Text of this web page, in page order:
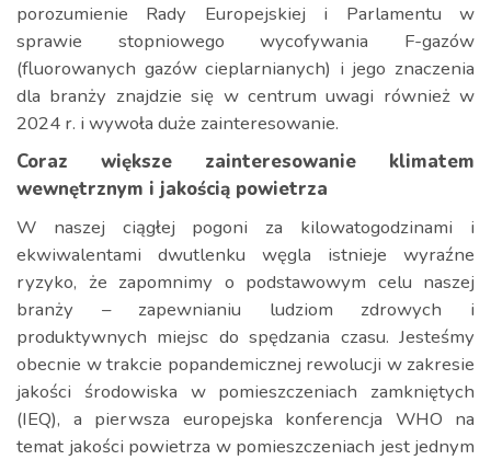
porozumienie Rady Europejskiej i Parlamentu w
sprawie stopniowego wycofywania F-gazów
(fluorowanych gazów cieplarnianych) i jego znaczenia
dla branży znajdzie się w centrum uwagi również w
2024 r. i wywoła duże zainteresowanie.
Coraz większe zainteresowanie klimatem
wewnętrznym i jakością powietrza
W naszej ciągłej pogoni za kilowatogodzinami i
ekwiwalentami dwutlenku węgla istnieje wyraźne
ryzyko, że zapomnimy o podstawowym celu naszej
branży – zapewnianiu ludziom zdrowych i
produktywnych miejsc do spędzania czasu. Jesteśmy
obecnie w trakcie popandemicznej rewolucji w zakresie
jakości środowiska w pomieszczeniach zamkniętych
(IEQ), a pierwsza europejska konferencja WHO na
temat jakości powietrza w pomieszczeniach jest jednym